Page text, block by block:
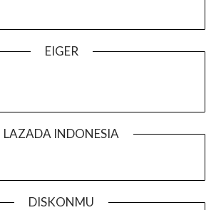
EIGER
LAZADA INDONESIA
DISKONMU